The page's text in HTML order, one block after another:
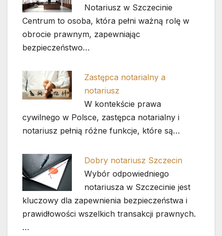
Notariusz w Szczecinie
Centrum to osoba, która pełni ważną rolę w
obrocie prawnym, zapewniając
bezpieczeństwo…
Zastępca notarialny a
notariusz
W kontekście prawa
cywilnego w Polsce, zastępca notarialny i
notariusz pełnią różne funkcje, które są…
Dobry notariusz Szczecin
Wybór odpowiedniego
notariusza w Szczecinie jest
kluczowy dla zapewnienia bezpieczeństwa i
prawidłowości wszelkich transakcji prawnych.
…